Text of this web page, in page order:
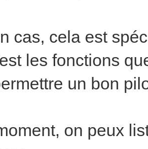
cas, cela est
les fonctions
un bon
on peux